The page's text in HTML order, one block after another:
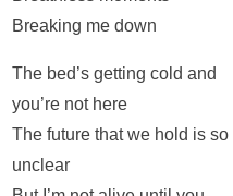
Breaking me down
The bed’s getting cold and
you’re not here
The future that we hold is so
unclear